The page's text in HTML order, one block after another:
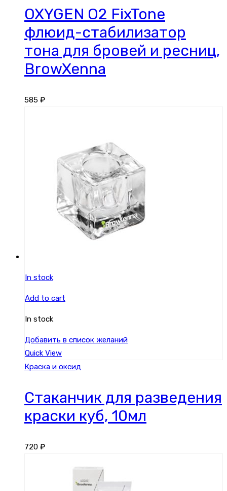
OXYGEN O2 FixTone
флюид-стабилизатор
тона для бровей и ресниц,
BrowXenna
585 ₽
In stock
Add to cart
In stock
Добавить в список желаний
Quick View
Краска и оксид
Стаканчик для разведения
краски куб, 10мл
720 ₽